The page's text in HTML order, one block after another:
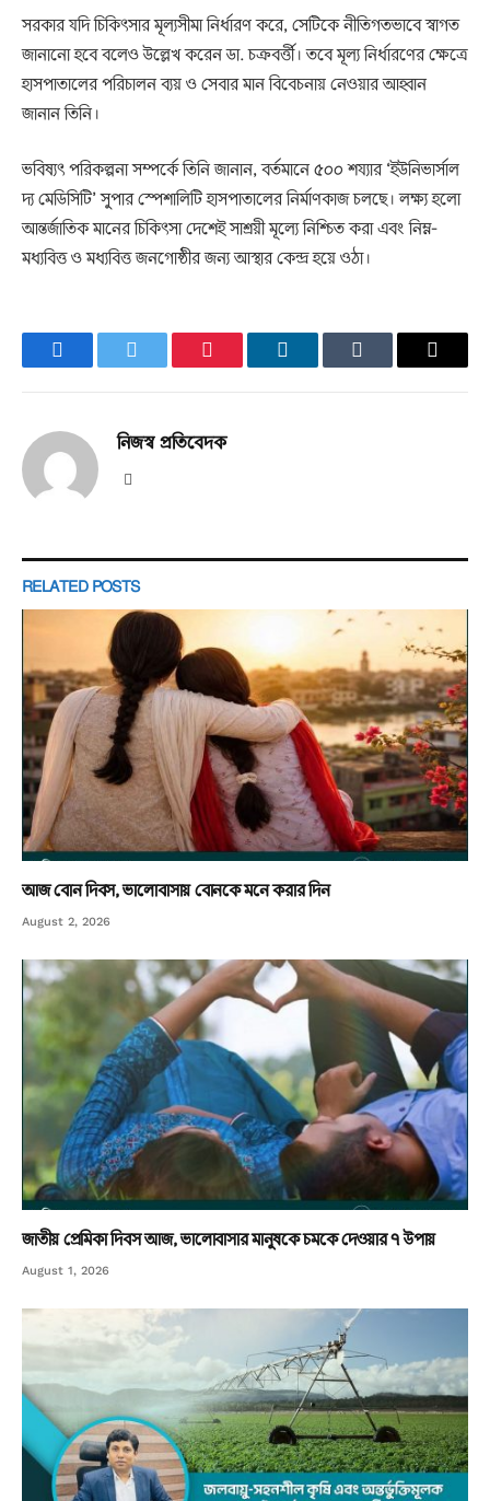
সরকার যদি চিকিৎসার মূল্যসীমা নির্ধারণ করে, সেটিকে নীতিগতভাবে স্বাগত
জানানো হবে বলেও উল্লেখ করেন ডা. চক্রবর্ত্তী। তবে মূল্য নির্ধারণের ক্ষেত্রে
হাসপাতালের পরিচালন ব্যয় ও সেবার মান বিবেচনায় নেওয়ার আহ্বান
জানান তিনি।
ভবিষ্যৎ পরিকল্পনা সম্পর্কে তিনি জানান, বর্তমানে ৫০০ শয্যার ‘ইউনিভার্সাল
দ্য মেডিসিটি’ সুপার স্পেশালিটি হাসপাতালের নির্মাণকাজ চলছে। লক্ষ্য হলো
আন্তর্জাতিক মানের চিকিৎসা দেশেই সাশ্রয়ী মূল্যে নিশ্চিত করা এবং নিম্ন-
মধ্যবিত্ত ও মধ্যবিত্ত জনগোষ্ঠীর জন্য আস্থার কেন্দ্র হয়ে ওঠা।
FacebookTwitter PinterestLinkedInTumblr Email
নিজস্ব প্রতিবেদক
RELATED POSTS
আজ বোন দিবস, ভালোবাসায় বোনকে মনে করার দিন
August 2, 2026
জাতীয় প্রেমিকা দিবস আজ, ভালোবাসার মানুষকে চমকে দেওয়ার ৭ উপায়
August 1, 2026